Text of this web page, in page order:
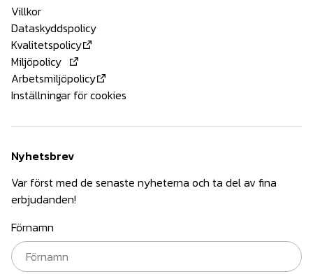
Villkor
Dataskyddspolicy
Kvalitetspolicy
Miljöpolicy
Arbetsmiljöpolicy
Inställningar för cookies
Nyhetsbrev
Var först med de senaste nyheterna och ta del av fina
erbjudanden!
Förnamn